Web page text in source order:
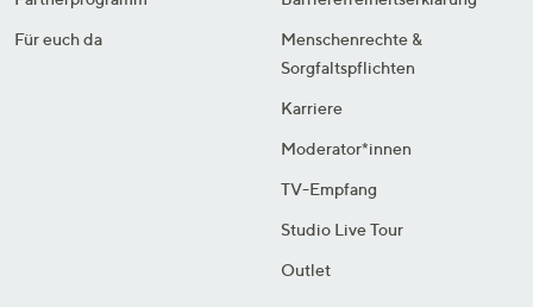
Für euch da
Menschenrechte &
Sorgfaltspflichten
Karriere
Moderator*innen
TV-Empfang
Studio Live Tour
Outlet